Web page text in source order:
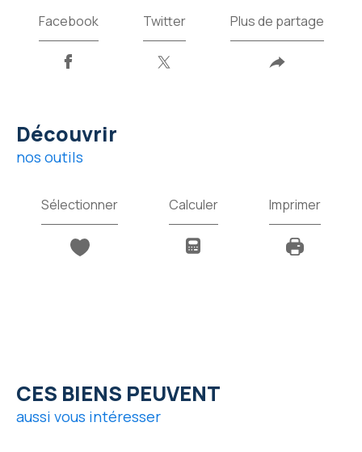
Facebook Twitter Plus de partage
découvrir
nos outils
Sélectionner Calculer Imprimer
CES BIENS PEUVENT
aussi vous intéresser